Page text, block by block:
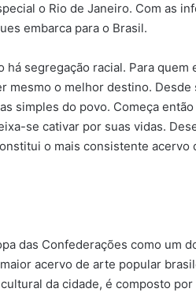
o Rio de Janeiro. Com as
embarca para o Brasil.
há segregação racial. Para quem
mesmo o melhor destino. Desde
simples do povo. Começa então
se cativar por suas vidas.
o mais consistente acervo
das Confederações como um
acervo de arte popular
da cidade, é composto por